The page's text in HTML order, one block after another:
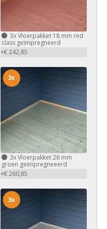
3xVloerpakket 18 mm red
class geïmpregneerd
+€ 242,85
3xVloerpakket 26 mm
groen geïmpregneeerd
+€ 260,85
3x
3x